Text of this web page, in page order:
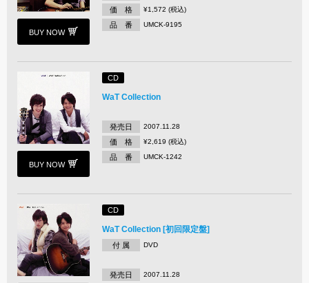
BUY NOW
価 格 ¥1,572 (税込)
品 番 UMCK-9195
BUY NOW
CD
WaT Collection
発売日 2007.11.28
価 格 ¥2,619 (税込)
品 番 UMCK-1242
CD
WaT Collection [初回限定盤]
付 属 DVD
発売日 2007.11.28